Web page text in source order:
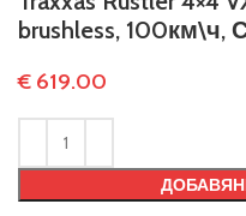
brushless, 100км\ч,
€ 619.00